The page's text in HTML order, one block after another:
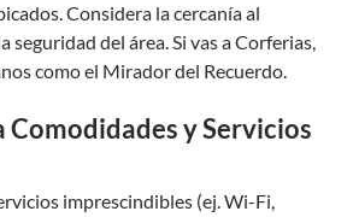
Considera la cercanía al
del área. Si vas a Corferias,
como el Mirador del Recuerdo.
Comodidades y Servicios
imprescindibles (ej. Wi-Fi,